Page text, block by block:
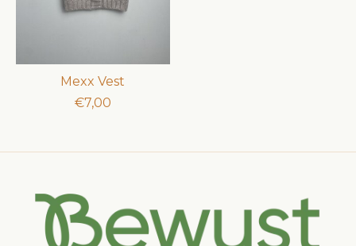
Mexx Vest
€7,00